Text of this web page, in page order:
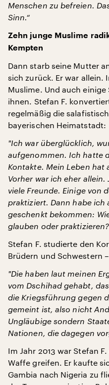
Menschen zu befreien.
Sinn.“
Zehn junge Muslime
Kempten
Dann starb seine Mutter
sich zurück. Er war allein.
Muslime. Und auch
ihnen. Stefan F.
regelmäßig die
bayerischen Heimatstadt:
"Ich war überglücklich,
aufgenommen. Ich hatte
Kontakte. Mein Leben hat
Vorher war ich eher
viele Freunde. Einige von
praktiziert. Dann habe ich
geschenkt bekommen:
glauben oder
Stefan F. studierte den
Brüdern und Schwestern
"Die haben laut meinen
vom Dschihad gehabt,
die Kriegsführung gegen
gemeint ist, also nicht
Ungläubige sondern
Nationen, die dagegen
Im Jahr 2013 war Stefan
Waffe greifen. Er kaufte
Gambia nach Nigeria zu